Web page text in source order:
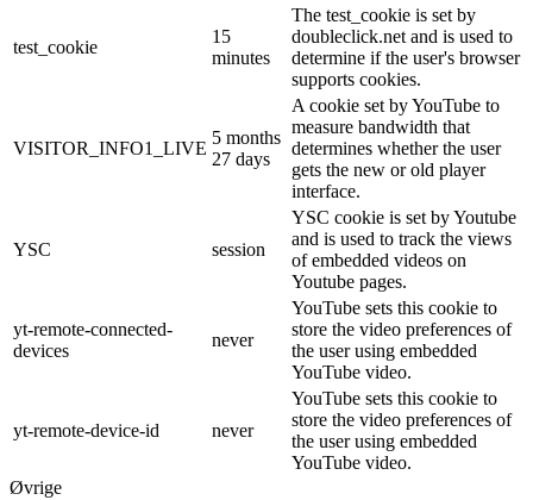
test_cookie
15
minutes
The test_cookie is set by
doubleclick.net and is used to
determine if the user's browser
supports cookies.
VISITOR_INFO1_LIVE
5 months
27 days
A cookie set by YouTube to
measure bandwidth that
determines whether the user
gets the new or old player
interface.
YSC session
YSC cookie is set by Youtube
and is used to track the views
of embedded videos on
Youtube pages.
yt-remote-connected-
devices
never
YouTube sets this cookie to
store the video preferences of
the user using embedded
YouTube video.
yt-remote-device-id never
YouTube sets this cookie to
store the video preferences of
the user using embedded
YouTube video.
Øvrige